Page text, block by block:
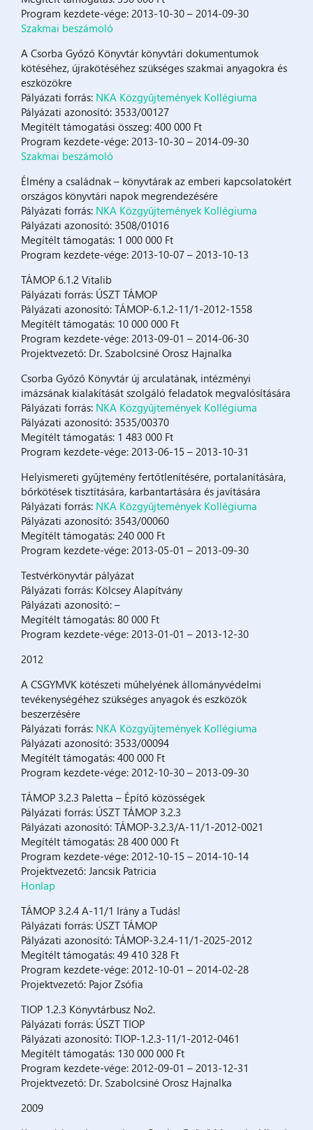
Program kezdete-vége: 2013-10-30 – 2014-09-30
Szakmai beszámoló
A Csorba Győző Könyvtár könyvtári dokumentumok
kötéséhez, újrakötéséhez szükséges szakmai anyagokra és
eszközökre
Pályázati forrás: NKA Közgyűjtemények Kollégiuma
Pályázati azonosító: 3533/00127
Megítélt támogatási összeg: 400 000 Ft
Program kezdete-vége: 2013-10-30 – 2014-09-30
Szakmai beszámoló
Élmény a családnak – könyvtárak az emberi kapcsolatokért
országos könyvtári napok megrendezésére
Pályázati forrás: NKA Közgyűjtemények Kollégiuma
Pályázati azonosító: 3508/01016
Megítélt támogatás: 1 000 000 Ft
Program kezdete-vége: 2013-10-07 – 2013-10-13
TÁMOP 6.1.2 Vitalib
Pályázati forrás: ÚSZT TÁMOP
Pályázati azonosító: TÁMOP-6.1.2-11/1-2012-1558
Megítélt támogatás: 10 000 000 Ft
Program kezdete-vége: 2013-09-01 – 2014-06-30
Projektvezető: Dr. Szabolcsiné Orosz Hajnalka
Csorba Győző Könyvtár új arculatának, intézményi
imázsának kialakítását szolgáló feladatok megvalósítására
Pályázati forrás: NKA Közgyűjtemények Kollégiuma
Pályázati azonosító: 3535/00370
Megítélt támogatás: 1 483 000 Ft
Program kezdete-vége: 2013-06-15 – 2013-10-31
Helyismereti gyűjtemény fertőtlenítésére, portalanítására,
bőrkötések tisztítására, karbantartására és javítására
Pályázati forrás: NKA Közgyűjtemények Kollégiuma
Pályázati azonosító: 3543/00060
Megítélt támogatás: 240 000 Ft
Program kezdete-vége: 2013-05-01 – 2013-09-30
Testvérkönyvtár pályázat
Pályázati forrás: Kölcsey Alapítvány
Pályázati azonosító: –
Megítélt támogatás: 80 000 Ft
Program kezdete-vége: 2013-01-01 – 2013-12-30
2012
A CSGYMVK kötészeti műhelyének állományvédelmi
tevékenységéhez szükséges anyagok és eszközök
beszerzésére
Pályázati forrás: NKA Közgyűjtemények Kollégiuma
Pályázati azonosító: 3533/00094
Megítélt támogatás: 400 000 Ft
Program kezdete-vége: 2012-10-30 – 2013-09-30
TÁMOP 3.2.3 Paletta – Építő közösségek
Pályázati forrás: ÚSZT TÁMOP 3.2.3
Pályázati azonosító: TÁMOP-3.2.3/A-11/1-2012-0021
Megítélt támogatás: 28 400 000 Ft
Program kezdete-vége: 2012-10-15 – 2014-10-14
Projektvezető: Jancsik Patricia
Honlap
TÁMOP 3.2.4 A-11/1 Irány a Tudás!
Pályázati forrás: ÚSZT TÁMOP
Pályázati azonosító: TÁMOP-3.2.4-11/1-2025-2012
Megítélt támogatás: 49 410 328 Ft
Program kezdete-vége: 2012-10-01 – 2014-02-28
Projektvezető: Pajor Zsófia
TIOP 1.2.3 Könyvtárbusz No2.
Pályázati forrás: ÚSZT TIOP
Pályázati azonosító: TIOP-1.2.3-11/1-2012-0461
Megítélt támogatás: 130 000 000 Ft
Program kezdete-vége: 2012-09-01 – 2013-12-31
Projektvezető: Dr. Szabolcsiné Orosz Hajnalka
2009